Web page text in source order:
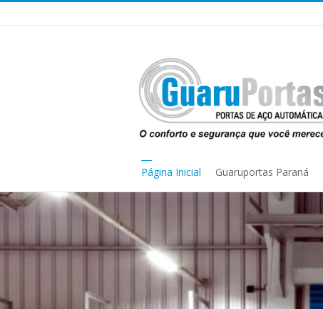
Página Inicial Guaruportas Paraná